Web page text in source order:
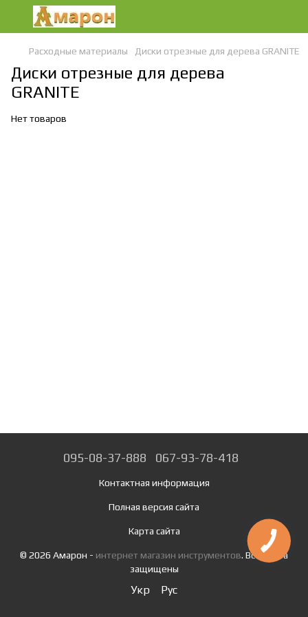
Расходные материалы Диски отрезные для дерева GRANITE
Диски отрезные для дерева
GRANITE
Нет товаров
095-08-37-888 067-93-78-418
Контактная информация
Полная версия сайта
Карта сайта
© 2026 Амарон - интернет магазин инструментов. Все права
защищены
Укр Рус